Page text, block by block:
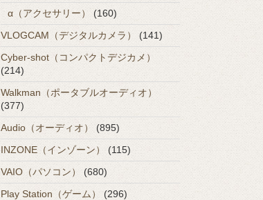
α（アクセサリー）
(160)
VLOGCAM（デジタルカメラ）
(141)
Cyber-shot（コンパクトデジカメ）
(214)
Walkman（ポータブルオーディオ）
(377)
Audio（オーディオ）
(895)
INZONE（インゾーン）
(115)
VAIO（パソコン）
(680)
Play Station（ゲーム）
(296)